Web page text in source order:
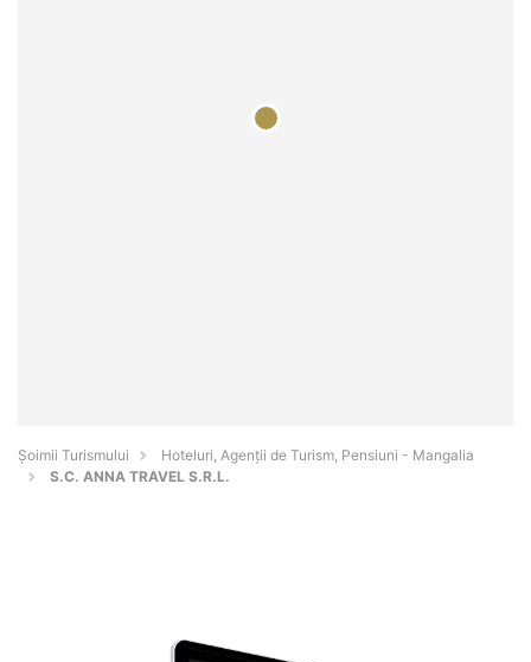
Șoimii Turismului
Hoteluri, Agenții de Turism, Pensiuni - Mangalia
S.C. ANNA TRAVEL S.R.L.